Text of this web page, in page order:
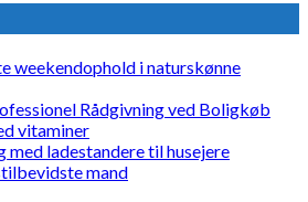
weekendophold i naturskønne
Rådgivning ved Boligkøb
vitaminer
ladestandere til husejere
mand